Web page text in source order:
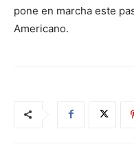
pone en marcha este
Americano.